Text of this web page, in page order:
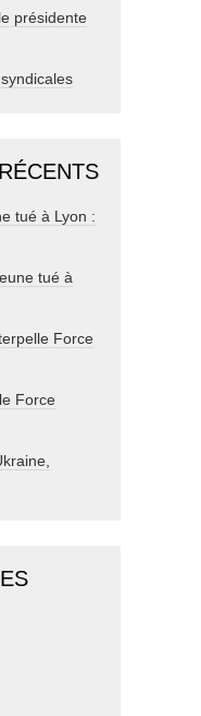
présidente
tué à Lyon :
tué à
Force
Force